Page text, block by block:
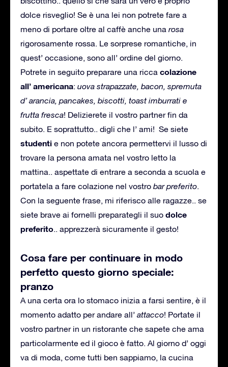
dolce risveglio! Se è una lei non potrete fare a
meno di portare oltre al caffè anche una rosa
rigorosamente rossa. Le sorprese romantiche, in
quest’ occasione, sono all’ ordine del giorno.
Potrete in seguito preparare una ricca colazione
all’ americana: uova strapazzate, bacon, spremuta
d’ arancia, pancakes, biscotti, toast imburrati e
frutta fresca! Delizierete il vostro partner fin da
subito. E soprattutto.. digli che l’ ami! Se siete
studenti e non potete ancora permettervi il lusso di
trovare la persona amata nel vostro letto la
mattina.. aspettate di entrare a seconda a scuola e
portatela a fare colazione nel vostro bar preferito.
Con la seguente frase, mi riferisco alle ragazze.. se
siete brave ai fornelli preparategli il suo dolce
preferito.. apprezzerà sicuramente il gesto!
Cosa fare per continuare in modo
perfetto questo giorno speciale:
pranzo
A una certa ora lo stomaco inizia a farsi sentire, è il
momento adatto per andare all’ attacco! Portate il
vostro partner in un ristorante che sapete che ama
particolarmente ed il gioco è fatto. Al giorno d’ oggi
va di moda, come tutti ben sappiamo, la cucina